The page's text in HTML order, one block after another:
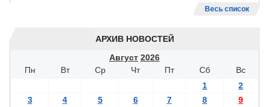
Весь список
АРХИВ НОВОСТЕЙ
Август 2026
Пн
Вт Ср Чт Пт Сб
Вс
1
2
3
4 5 6 7 8 9